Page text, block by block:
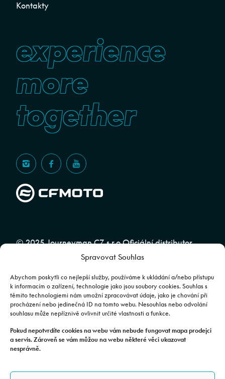
Spravovat Souhlas
Abychom poskytli co nejlepší služby, používáme k ukládání a/nebo přístupu
k informacím o zařízení, technologie jako jsou soubory cookies. Souhlas s
těmito technologiemi nám umožní zpracovávat údaje, jako je chování při
procházení nebo jedinečná ID na tomto webu. Nesouhlas nebo odvolání
souhlasu může nepříznivě ovlivnit určité vlastnosti a funkce.
Pokud nepotvrdíte cookies na webu vám nebude fungovat mapa prodejci
a servis. Zároveň se vám můžou na webu některé věci ukazovat
nesprávně.
Kontakty
experience
more
together
© 2025 Journeyman CZ s.r.o Oficiální distributor
značky CFMOTO pro ČR a SR | Web spravuje
Team
Fotografie mají pouze ilustrativní charakter. Výbava, barevné
kombinace apod. se mohou lišit. Pro upřesnění kontaktujte svého
prodejce. | Veškeré zobrazené informace mají pouze informativní
charakter a nejsou nabídkou ve smyslu ustanovení §1732 odst. 2
zákona č. 89/2012 Sb., občanského zákoníku.
JOURNEYMAN CZ s.r.o. | Podjavorinské 1606/16, Chodov, 149 00